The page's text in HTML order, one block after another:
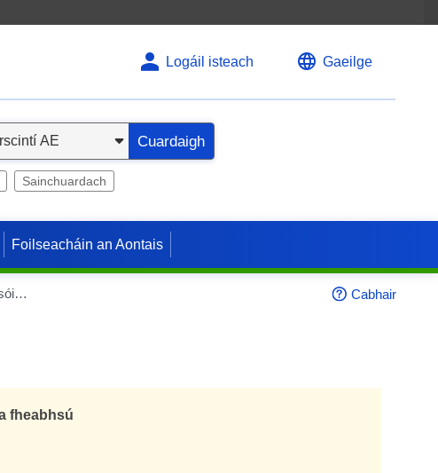
Logáil isteach Gaeilge
Cuardaigh
Sainchuardach
Foilseacháin an Aontais
ELEU-DIT-LEAUWETTE – Sráideanna Vedrines agus Terlines – Tógáil 61 aonad tithíochta sóisialta ar cíos Cabhair
fheabhsú